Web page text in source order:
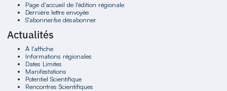
Page d'accueil de l'édition régionale
Dernière lettre envoyée
S'abonner/se désabonner
Actualités
À l'affiche
Informations régionales
Dates Limites
Manifestations
Potentiel Scientifique
Rencontres Scientifiques